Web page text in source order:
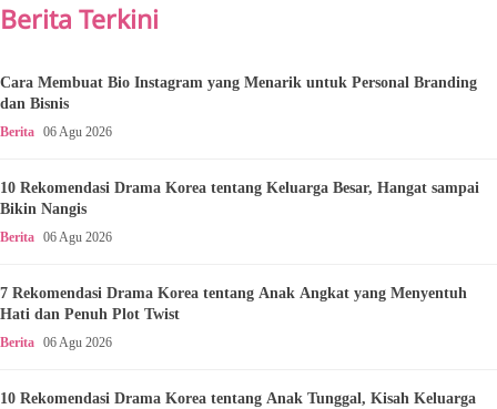
Berita Terkini
Cara Membuat Bio Instagram yang Menarik untuk Personal Branding
dan Bisnis
Berita 06 Agu 2026
10 Rekomendasi Drama Korea tentang Keluarga Besar, Hangat sampai
Bikin Nangis
Berita 06 Agu 2026
7 Rekomendasi Drama Korea tentang Anak Angkat yang Menyentuh
Hati dan Penuh Plot Twist
Berita 06 Agu 2026
10 Rekomendasi Drama Korea tentang Anak Tunggal, Kisah Keluarga